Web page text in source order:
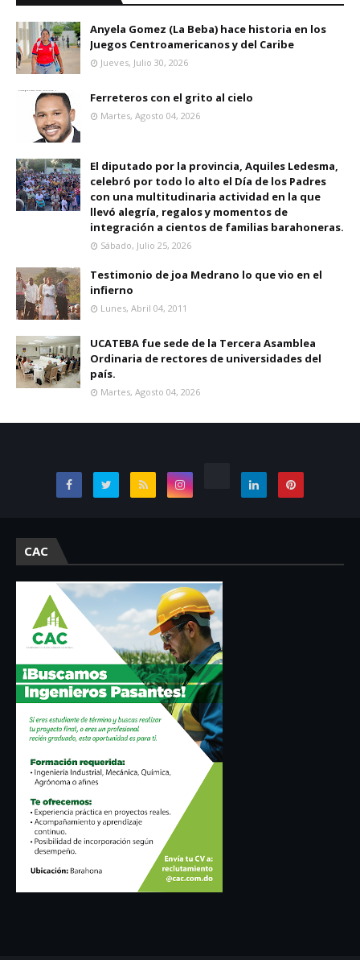
Anyela Gomez (La Beba) hace historia en los
Juegos Centroamericanos y del Caribe
Jueves, Julio 30, 2026
Ferreteros con el grito al cielo
Martes, Agosto 04, 2026
El diputado por la provincia, Aquiles Ledesma,
celebró por todo lo alto el Día de los Padres
con una multitudinaria actividad en la que
llevó alegría, regalos y momentos de
integración a cientos de familias barahoneras.
Sábado, Julio 25, 2026
Testimonio de joa Medrano lo que vio en el
infierno
Lunes, Abril 04, 2011
UCATEBA fue sede de la Tercera Asamblea
Ordinaria de rectores de universidades del
país.
Martes, Agosto 04, 2026
CAC